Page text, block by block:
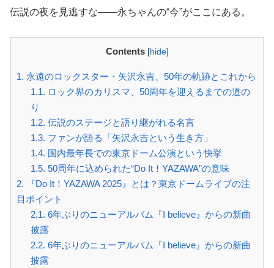
伝説の夜を見逃すな——永ちゃんの“今”がここにある。
Contents [hide]
1. 永遠のロックスター・矢沢永吉、50年の軌跡とこれから
1.1. ロック界のカリスマ、50周年を迎えるまでの道の
り
1.2. 伝説のステージと語り継がれる名言
1.3. ファンが語る「矢沢永吉という生き方」
1.4. 国内最年長での東京ドーム公演という快挙
1.5. 50周年に込められた“Do It！YAZAWA”の意味
2. 『Do It！YAZAWA 2025』とは？東京ドームライブの注
目ポイント
2.1. 6年ぶりのニューアルバム『I believe』からの新曲
披露
2.2. 6年ぶりのニューアルバム『I believe』からの新曲
披露